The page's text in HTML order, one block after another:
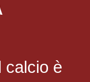
calcio è